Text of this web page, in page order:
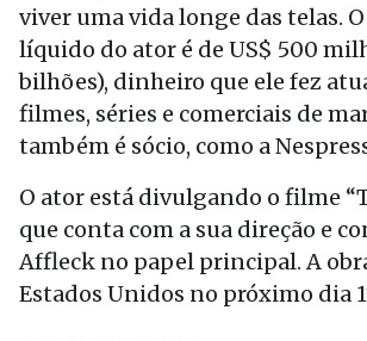
viver uma vida longe das telas.
líquido do ator é de US$ 500
bilhões), dinheiro que ele fez
filmes, séries e comerciais de
também é sócio, como a
O ator está divulgando o filme
que conta com a sua direção e
Affleck no papel principal. A
Estados Unidos no próximo dia